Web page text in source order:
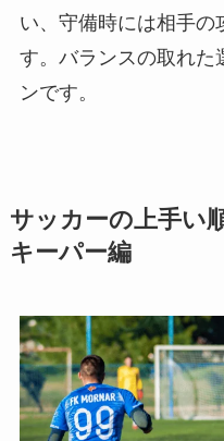
い、守備時には相手の
す。バランスの取れた
ンです。
サッカーの上手い
キーパー編